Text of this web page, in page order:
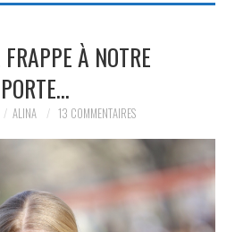
VEUX
LE
À NOTRE
PORTE…
ALINA 13 COMMENTAIRES